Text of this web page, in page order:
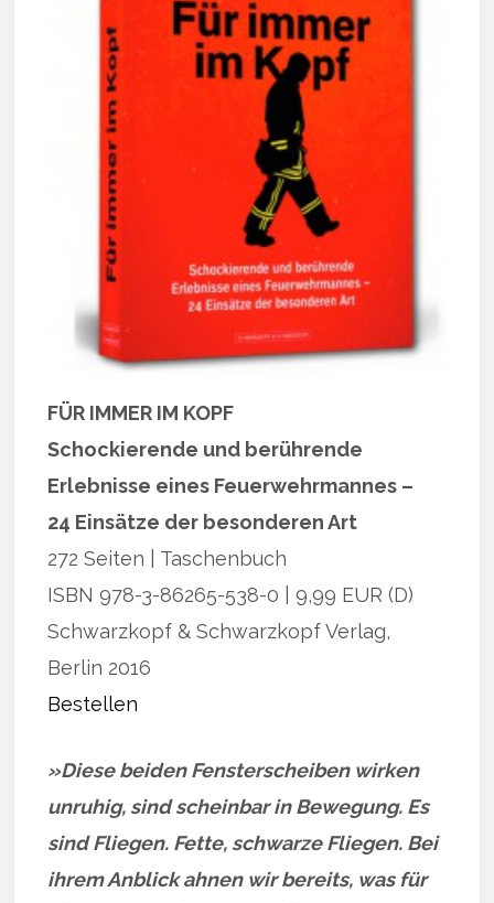
FÜR IMMER IM KOPF
Schockierende und berührende
Erlebnisse eines Feuerwehrmannes –
24 Einsätze der besonderen Art
272 Seiten | Taschenbuch
ISBN 978-3-86265-538-0 | 9,99 EUR (D)
Schwarzkopf & Schwarzkopf Verlag,
Berlin 2016
Bestellen
»Diese beiden Fensterscheiben wirken
unruhig, sind scheinbar in Bewegung. Es
sind Fliegen. Fette, schwarze Fliegen. Bei
ihrem Anblick ahnen wir bereits, was für